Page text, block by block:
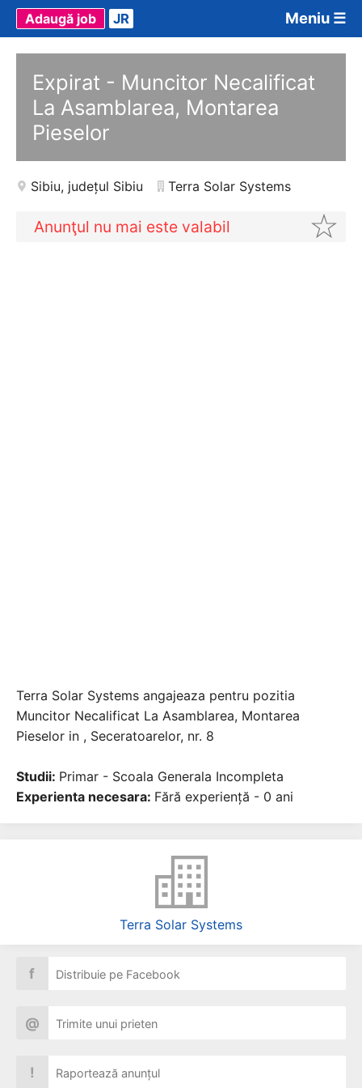
Meniu ☰
Adaugă job JR
Expirat - Muncitor Necalificat
La Asamblarea, Montarea
Pieselor
Sibiu, județul Sibiu Terra Solar Systems
Anunţul nu mai este valabil
Terra Solar Systems angajeaza pentru pozitia
Muncitor Necalificat La Asamblarea, Montarea
Pieselor in , Seceratoarelor, nr. 8
Studii: Primar - Scoala Generala Incompleta
Experienta necesara: Fără experiență - 0 ani
Terra Solar Systems
f Distribuie pe Facebook
@ Trimite unui prieten
! Raportează anunțul